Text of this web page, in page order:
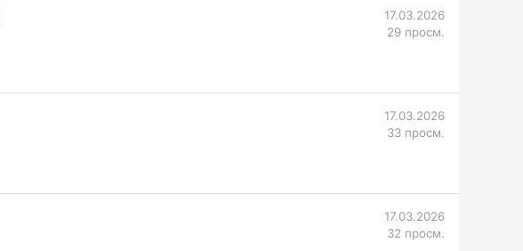
17.03.2026
29 просм.
17.03.2026
33 просм.
17.03.2026
32 просм.